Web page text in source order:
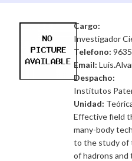
Cargo:
Investigador
Telefono:
Email:
Despacho:
Institutos
Unidad:
Effective field
many-body
to the study of
of hadrons and